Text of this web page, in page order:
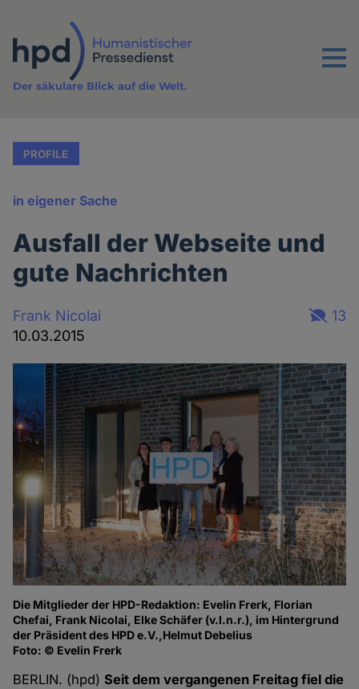
Inhalt
Menu
Der säkulare Blick auf die Welt.
PROFILE
in eigener Sache
Ausfall der Webseite und
gute Nachrichten
Frank Nicolai
10.03.2015
13
Die Mitglieder der HPD-Redaktion: Evelin Frerk, Florian
Chefai, Frank Nicolai, Elke Schäfer (v.l.n.r.), im Hintergrund
der Präsident des HPD e.V.,Helmut Debelius
Foto: © Evelin Frerk
BERLIN. (hpd)Seit dem vergangenen Freitag fiel die